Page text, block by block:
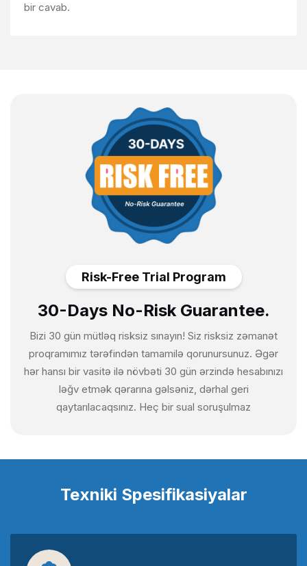
bir cavab.
Risk-Free Trial Program
30-Days No-Risk Guarantee.
Bizi 30 gün mütləq risksiz sınayın! Siz risksiz zəmanət
proqramımız tərəfindən tamamilə qorunursunuz. Əgər
hər hansı bir vasitə ilə növbəti 30 gün ərzində hesabınızı
ləğv etmək qərarına gəlsəniz, dərhal geri
qaytarılacaqsınız. Heç bir sual soruşulmaz
Texniki Spesifikasiyalar